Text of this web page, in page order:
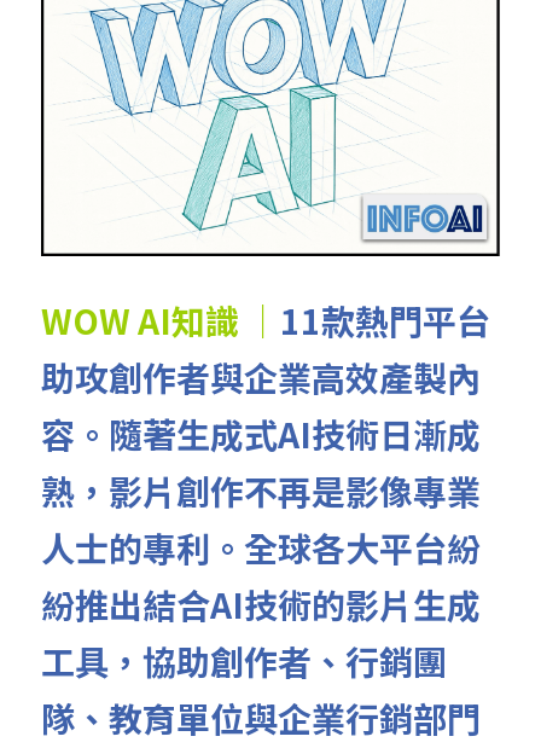
WOW AI知識 ｜ 11款熱門平台
助攻創作者與企業高效產製內
容。隨著生成式AI技術日漸成
熟，影片創作不再是影像專業
人士的專利。全球各大平台紛
紛推出結合AI技術的影片生成
工具，協助創作者、行銷團
隊、教育單位與企業行銷部門